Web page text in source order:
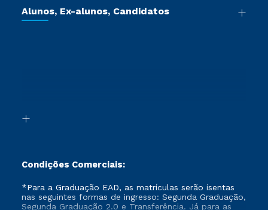
Jornada do Aluno
Cursos Livres
Vestibular Redação
Formação Pedagógica - R2
Alunos, Ex-alunos, Candidatos
Condições Comerciais:
*Para a Graduação EAD, as matrículas serão isentas
nas seguintes formas de ingresso: Segunda Graduação,
Segunda Graduação 2.0 e Transferência. Já para as